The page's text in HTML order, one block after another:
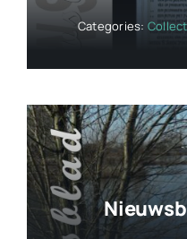
Categories: